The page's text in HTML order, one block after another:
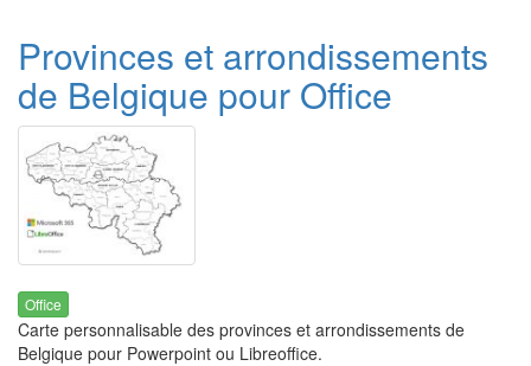
Provinces et arrondissements
de Belgique pour Office
Office
Carte personnalisable des provinces et arrondissements de
Belgique pour Powerpoint ou Libreoffice.